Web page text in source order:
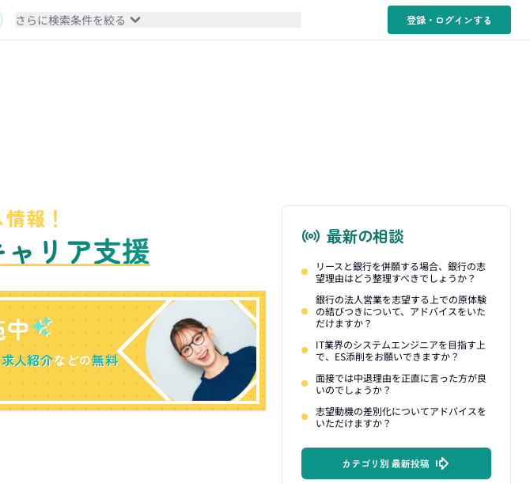
さらに検索条件を絞る 登録・ログインする
報！
リア支援
求人紹介などの無料
最新の相談
リースと銀行を併願する場合、銀行の志
望理由はどう整理すべきでしょうか？
銀行の法人営業を志望する上での原体験
の結びつきについて、アドバイスをいた
だけますか？
IT業界のシステムエンジニアを目指す上
で、ES添削をお願いできますか？
面接では中退理由を正直に言った方が良
いのでしょうか？
志望動機の差別化についてアドバイスを
いただけますか？
カテゴリ別 最新投稿